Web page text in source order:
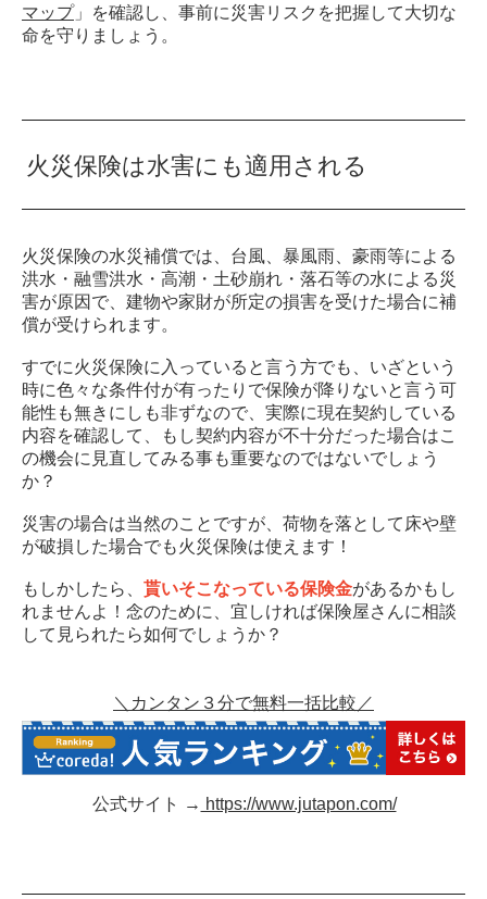
マップ」を確認し、事前に災害リスクを把握して大切な
命を守りましょう。
火災保険は水害にも適用される
火災保険の水災補償では、台風、暴風雨、豪雨等による
洪水・融雪洪水・高潮・土砂崩れ・落石等の水による災
害が原因で、建物や家財が所定の損害を受けた場合に補
償が受けられます。
すでに火災保険に入っていると言う方でも、いざという
時に色々な条件付が有ったりで保険が降りないと言う可
能性も無きにしも非ずなので、実際に現在契約している
内容を確認して、もし契約内容が不十分だった場合はこ
の機会に見直してみる事も重要なのではないでしょう
か？
災害の場合は当然のことですが、荷物を落として床や壁
が破損した場合でも火災保険は使えます！
もしかしたら、 貰いそこなっている保険金があるかもし
れませんよ！念のために、宜しければ保険屋さんに相談
して見られたら如何でしょうか？
＼カンタン３分で無料一括比較／
公式サイト → https://www.jutapon.com/